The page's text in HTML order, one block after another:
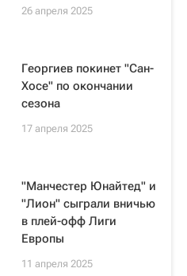
26 апреля 2025
Георгиев покинет "Сан-
Хосе" по окончании
сезона
17 апреля 2025
"Манчестер Юнайтед" и
"Лион" сыграли вничью
в плей-офф Лиги
Европы
11 апреля 2025